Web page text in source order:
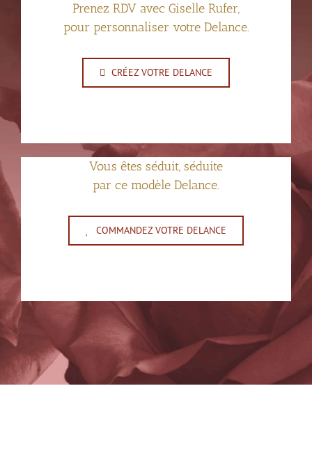
Prenez RDV avec Giselle Rufer,
pour personnaliser votre Delance.
CRÉEZ VOTRE DELANCE
Vous êtes séduit, séduite
par ce modèle Delance.
COMMANDEZ VOTRE DELANCE